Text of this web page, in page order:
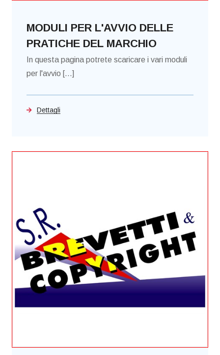
MODULI PER L'AVVIO DELLE
PRATICHE DEL MARCHIO
In questa pagina potrete scaricare i vari moduli
per l'avvio [...]
Dettagli